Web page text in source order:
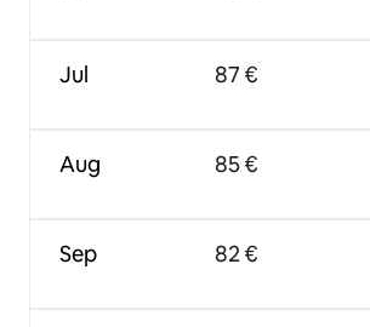
Jul
Aug
Sep
87 €
85 €
82 €